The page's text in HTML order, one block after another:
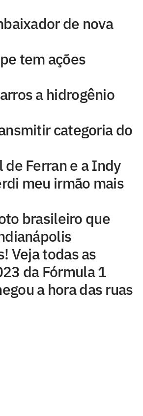
de nova
tem ações
a hidrogênio
categoria do
Ferran e a Indy
meu irmão mais
brasileiro que
Veja todas as
da Fórmula 1
a hora das ruas